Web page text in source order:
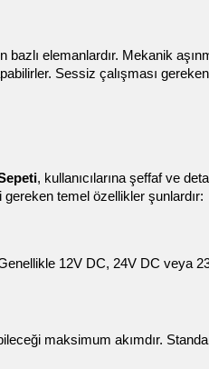
elemanlardır. Mekanik
Sessiz çalışması gereken
, kullanıcılarına şeffaf ve
temel özellikler şunlardır:
12V DC, 24V DC veya
maksimum akımdır.